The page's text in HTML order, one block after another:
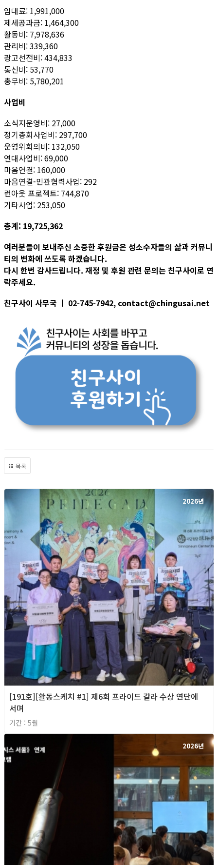
임대료: 1,991,000
제세공과금: 1,464,300
활동비: 7,978,636
관리비: 339,360
광고선전비: 434,833
통신비: 53,770
총무비: 5,780,201
사업비
소식지운영비: 27,000
정기총회사업비: 297,700
운영위회의비: 132,050
연대사업비: 69,000
마음연결: 160,000
마음연결-민관협력사업: 292
런아웃 프로젝트: 744,870
기타사업: 253,050
총계: 19,725,362
여러분들이 보내주신 소중한 후원금은 성소수자들의 삶과 커뮤니
티의 변화에 쓰도록 하겠습니다.
다시 한번 감사드립니다. 재정 및 후원 관련 문의는 친구사이로 연
락주세요.
친구사이 사무국 ㅣ 02-745-7942, contact@chingusai.net
목록
2026년
[191호][활동스케치 #1] 제6회 프라이드 갈라 수상 연단에
서며
기간 : 5월
2026년